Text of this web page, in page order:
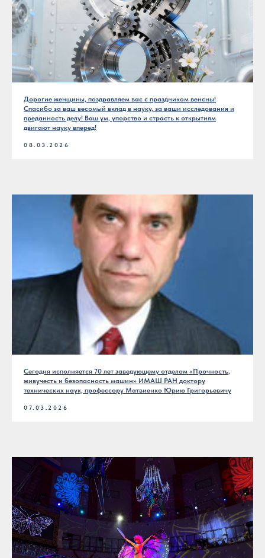
Дорогие женщины, поздравляем вас с праздником венсны!
Спасибо за ваш весомый вклад в науку, за ваши исследования и
преданность делу! Ваш ум, упорство и страсть к открытиям
двигают науку вперед!
08.03.2026
Сегодня исполняется 70 лет заведующему отделом «Прочность,
живучесть и безопасность машин» ИМАШ РАН доктору
технических наук, профессору Матвиенко Юрию Григорьевичу
07.03.2026